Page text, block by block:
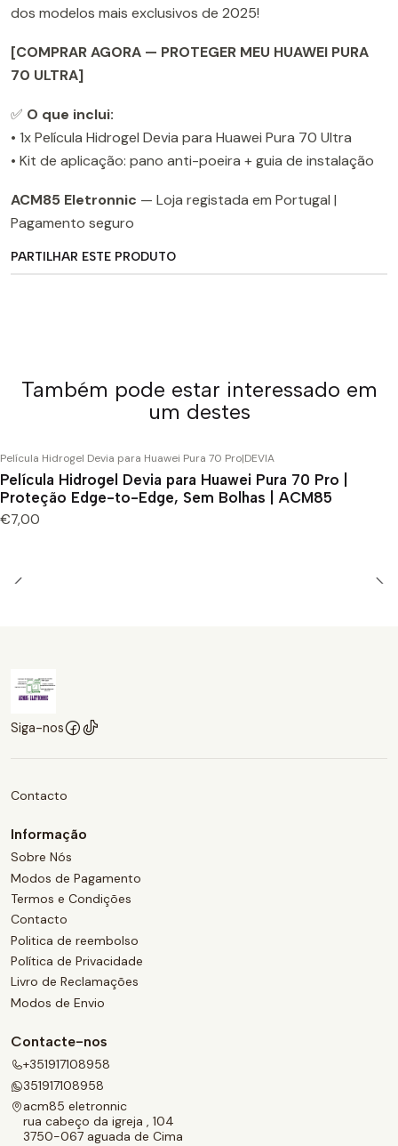
dos modelos mais exclusivos de 2025!
[COMPRAR AGORA — PROTEGER MEU HUAWEI PURA
70 ULTRA]
✅ O que inclui:
• 1x Película Hidrogel Devia para Huawei Pura 70 Ultra
• Kit de aplicação: pano anti-poeira + guia de instalação
ACM85 Eletronnic — Loja registada em Portugal |
Pagamento seguro
PARTILHAR ESTE PRODUTO
Também pode estar interessado em
um destes
Película Hidrogel Devia para Huawei Pura 70 Pro|DEVIA
Película Hidrogel Devia para Huawei Pura 70 Pro |
Proteção Edge-to-Edge, Sem Bolhas | ACM85
€7,00
Siga-nos
Contacto
Informação
Sobre Nós
Modos de Pagamento
Termos e Condições
Contacto
Politica de reembolso
Política de Privacidade
Livro de Reclamações
Modos de Envio
Contacte-nos
+351917108958
351917108958
acm85 eletronnic
rua cabeço da igreja , 104
3750-067 aguada de Cima